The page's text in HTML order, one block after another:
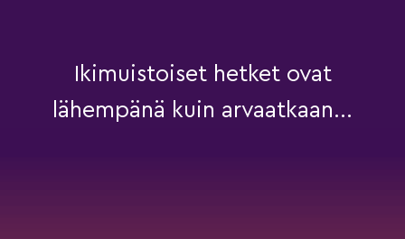
Ikimuistoiset hetket ovat
lähempänä kuin arvaatkaan...